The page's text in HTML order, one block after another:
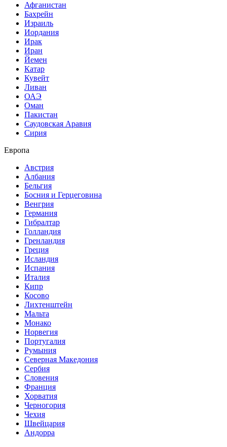
Афганистан
Бахрейн
Израиль
Иордания
Ирак
Иран
Йемен
Катар
Кувейт
Ливан
ОАЭ
Оман
Пакистан
Саудовская Аравия
Сирия
Европа
Австрия
Албания
Бельгия
Босния и Герцеговина
Венгрия
Германия
Гибралтар
Голландия
Гренландия
Греция
Исландия
Испания
Италия
Кипр
Косово
Лихтенштейн
Мальта
Монако
Норвегия
Португалия
Румыния
Северная Македония
Сербия
Словения
Франция
Хорватия
Черногория
Чехия
Швейцария
Андорра